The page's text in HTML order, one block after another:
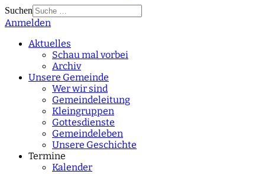
Suchen
Type 2 or more
Anmelden
Aktuelles
Schau mal vorbei
Archiv
Unsere Gemeinde
Wer wir sind
Gemeindeleitung
Kleingruppen
Gottesdienste
Gemeindeleben
Unsere Geschichte
Termine
Kalender